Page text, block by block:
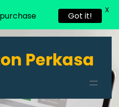
Perkasa
Got it!
X